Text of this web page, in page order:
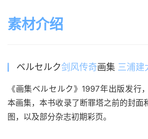
素材介绍
ベルセルク剑风传奇画集 三浦建
《画集ベルセルク》1997年出版发行
本画集，本书收录了断罪塔之前的封面
图，以及部分杂志初期彩页。